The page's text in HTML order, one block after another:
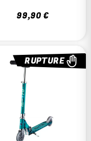
99,90 €
RUPTURE